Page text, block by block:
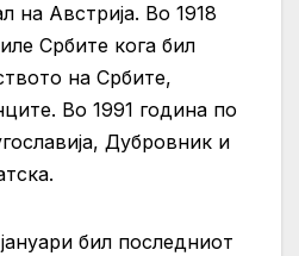
на Австрија. Во 1918
Србите кога бил
на Србите,
Во 1991 година по
Дубровник и
бил последниот